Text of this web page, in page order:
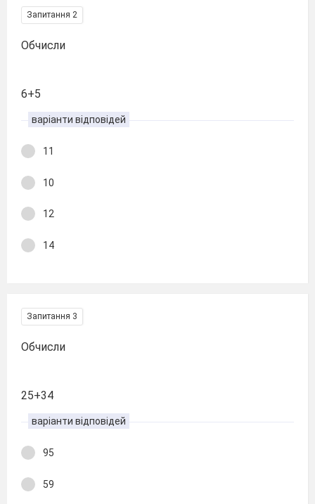
Запитання 2
Обчисли
6+5
варіанти відповідей
11
10
12
14
Запитання 3
Обчисли
25+34
варіанти відповідей
95
59